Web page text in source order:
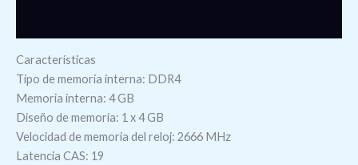
Características
Tipo de memoria interna: DDR4
Memoria interna: 4 GB
Diseño de memoria: 1 x 4 GB
Velocidad de memoria del reloj: 2666 MHz
Latencia CAS: 19